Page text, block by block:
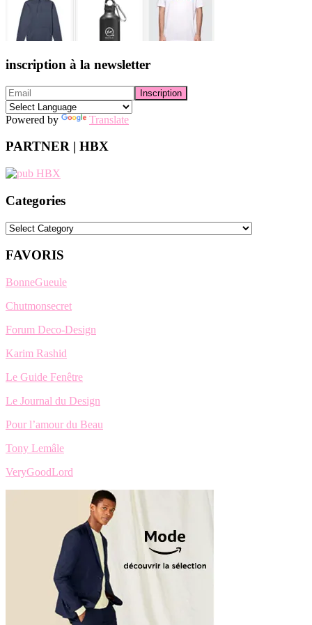
inscription à la newsletter
Powered by Translate
PARTNER | HBX
Categories
Categories
FAVORIS
BonneGueule
Chutmonsecret
Forum Deco-Design
Karim Rashid
Le Guide Fenêtre
Le Journal du Design
Pour l’amour du Beau
Tony Lemâle
VeryGoodLord